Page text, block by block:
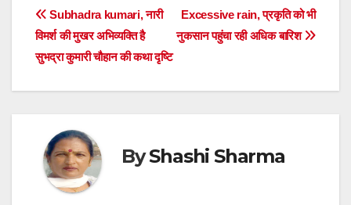
Post
navigation
Excessive rain, प्रकृति को भी
नुकसान पहुंचा रही अधिक बारिश
Subhadra kumari, नारी
विमर्श की मुखर अभिव्यक्ति है
सुभद्रा कुमारी चौहान की कथा दृष्टि
ByShashi Sharma